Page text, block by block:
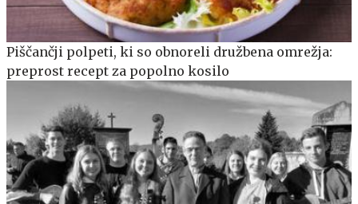
Piščančji polpeti, ki so obnoreli družbena omrežja:
preprost recept za popolno kosilo